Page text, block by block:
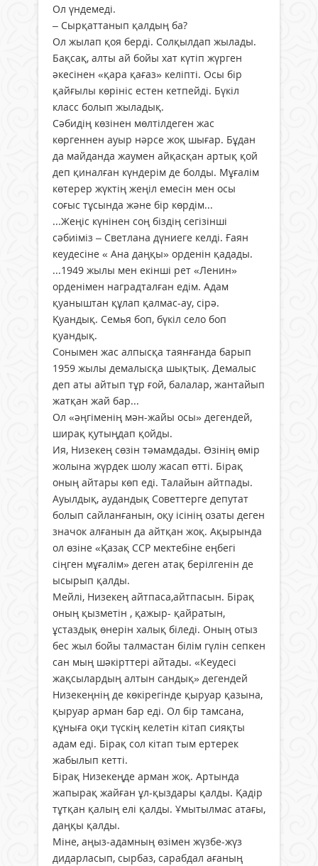
Ол үндемеді.
– Сырқаттанып қалдың ба?
Ол жылап қоя берді. Солқылдап жылады.
Бақсақ, алты ай бойы хат күтіп жүрген
әкесінен «қара қағаз» келіпті. Осы бір
қайғылы көрініс естен кетпейді. Бүкіл
класс болып жыладық.
Сәбидің көзінен мөлтілдеген жас
көргеннен ауыр нәрсе жоқ шығар. Бұдан
да майданда жаумен айқасқан артық қой
деп қиналған күндерім де болды. Мұғалім
көтерер жүктің жеңіл емесін мен осы
соғыс тұсында және бір көрдім...
...Жеңіс күнінен соң біздің сегізінші
сәбиіміз – Светлана дүниеге келді. Ғаян
кеудесіне « Ана даңқы» орденін қадады.
...1949 жылы мен екінші рет «Ленин»
орденімен наградталған едім. Адам
қуаныштан құлап қалмас-ау, сірә.
Қуандық. Семья боп, бүкіл село боп
қуандық.
Сонымен жас алпысқа таянғанда барып
1959 жылы демалысқа шықтық. Демалыс
деп аты айтып тұр ғой, балалар, жантайып
жатқан жай бар...
Ол «әңгіменің мән-жайы осы» дегендей,
ширақ қутыңдап қойды.
Ия, Низекең сөзін тәмамдады. Өзінің өмір
жолына жүрдек шолу жасап өтті. Бірақ
оның айтары көп еді. Талайын айтпады.
Ауылдық, аудандық Советтерге депутат
болып сайланғанын, оқу ісінің озаты деген
значок алғанын да айтқан жоқ. Ақырында
ол өзіне «Қазақ ССР мектебіне еңбегі
сіңген мұғалім» деген атақ берілгенін де
ысырып қалды.
Мейлі, Низекең айтпаса,айтпасын. Бірақ
оның қызметін , қажыр- қайратын,
ұстаздық өнерін халық біледі. Оның отыз
бес жыл бойы талмастан білім гүлін сепкен
сан мың шәкірттері айтады. «Кеудесі
жақсылардың алтын сандық» дегендей
Низекеңнің де көкірегінде қыруар қазына,
қыруар арман бар еді. Ол бір тамсана,
құныға оқи түскің келетін кітап сияқты
адам еді. Бірақ сол кітап тым ертерек
жабылып кетті.
Бірақ Низекеңде арман жоқ. Артында
жапырақ жайған ұл-қыздары қалды. Қадір
тұтқан қалың елі қалды. Ұмытылмас атағы,
даңқы қалды.
Міне, аңыз-адамның өзімен жүзбе-жүз
дидарласып, сырбаз, сарабдал ағаның